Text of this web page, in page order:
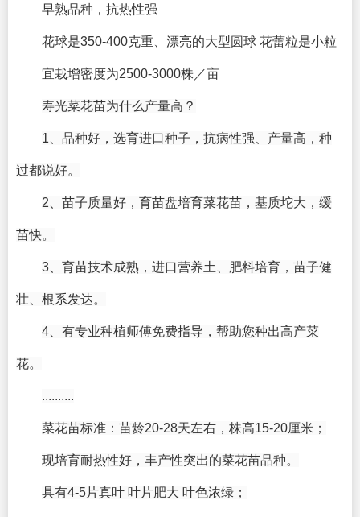
早熟品种，抗热性强
花球是350-400克重、漂亮的大型圆球 花蕾粒是小粒
宜栽增密度为2500-3000株／亩
寿光菜花苗为什么产量高？
1、品种好，选育进口种子，抗病性强、产量高，种
过都说好。
2、苗子质量好，育苗盘培育菜花苗，基质坨大，缓
苗快。
3、育苗技术成熟，进口营养土、肥料培育，苗子健
壮、根系发达。
4、有专业种植师傅免费指导，帮助您种出高产菜
花。
..........
菜花苗标准：苗龄20-28天左右，株高15-20厘米；
现培育耐热性好，丰产性突出的菜花苗品种。
具有4-5片真叶 叶片肥大 叶色浓绿；